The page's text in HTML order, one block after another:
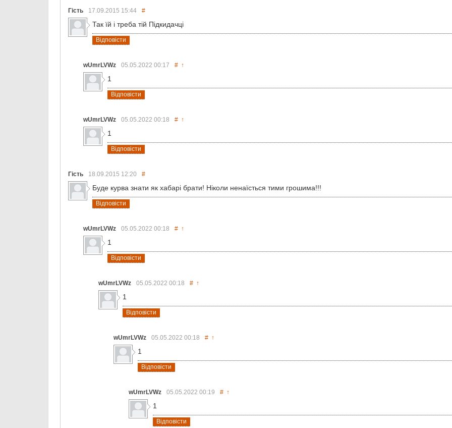
Гість 17.09.2015 15:44 #
Так їй і треба тій Підкидачці
Відповісти
wUmrLVWz 05.05.2022 00:17 # ↑
1
Відповісти
wUmrLVWz 05.05.2022 00:18 # ↑
1
Відповісти
Гість 18.09.2015 12:20 #
Буде курва знати як хабарі брати! Ніколи ненаїсться тими грошима!!!
Відповісти
wUmrLVWz 05.05.2022 00:18 # ↑
1
Відповісти
wUmrLVWz 05.05.2022 00:18 # ↑
1
Відповісти
wUmrLVWz 05.05.2022 00:18 # ↑
1
Відповісти
wUmrLVWz 05.05.2022 00:19 # ↑
1
Відповісти